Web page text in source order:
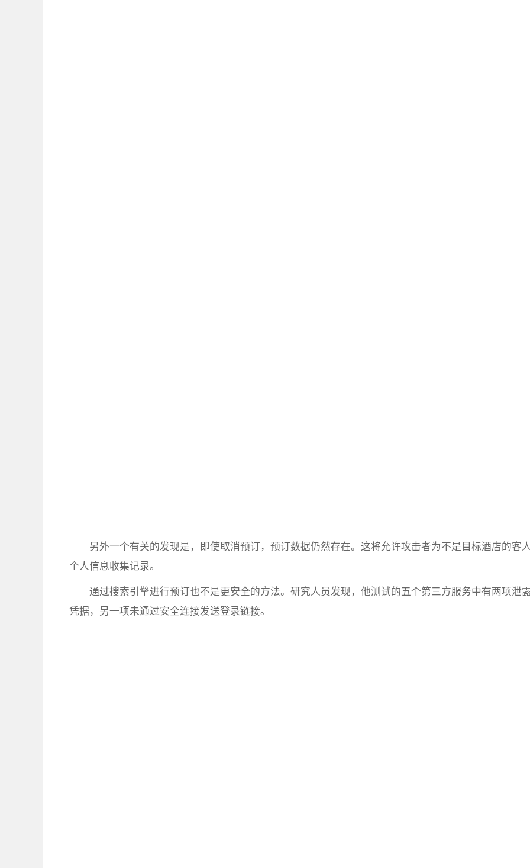
另外一个有关的发现是，即使取消预订，预订数据仍然存在。这将允许攻击者为不是目标酒店的客
个人信息收集记录。
通过搜索引擎进行预订也不是更安全的方法。研究人员发现，他测试的五个第三方服务中有两项泄
凭据，另一项未通过安全连接发送登录链接。